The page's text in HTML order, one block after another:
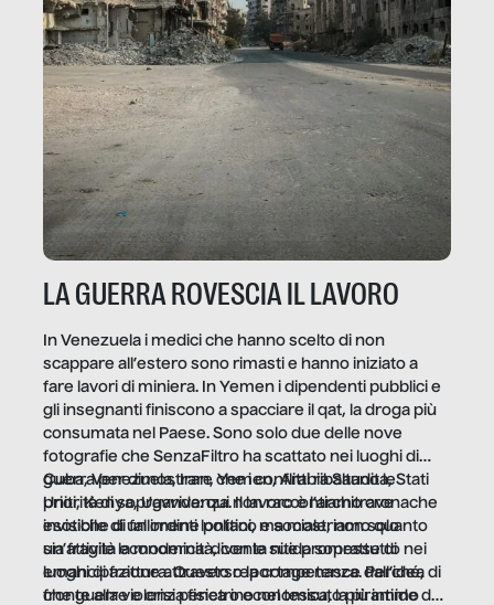
LA GUERRA ROVESCIA IL LAVORO
In Venezuela i medici che hanno scelto di non
scappare all’estero sono rimasti e hanno iniziato a
fare lavori di miniera. In Yemen i dipendenti pubblici e
gli insegnanti finiscono a spacciare il qat, la droga più
consumata nel Paese. Sono solo due delle nove
fotografie che SenzaFiltro ha scattato nei luoghi di
guerra per dimostrare che i conflitti ribaltano le
priorità di sopravvivenza. Il lavoro è l’architrave
invisibile di un ordine politico e sociale, non solo
un’attività economica: diventa nitida soprattutto nei
luoghi di frattura. Questo reportage nasce dall’idea
che guerre e crisi penetrino nel tessuto più intimo
Cuba, Venezuela, Iran, Yemen, Arabia Saudita, Stati
Uniti, Kenya, Uganda: qui non raccontiamo cronache
esotiche di fallimenti lontani, ma mostriamo quanto
sia fragile la modernità, con le sue promesse di
emancipazione attraverso la competenza. Perché, di
fronte alla violenza fisica o economica, la piramide del